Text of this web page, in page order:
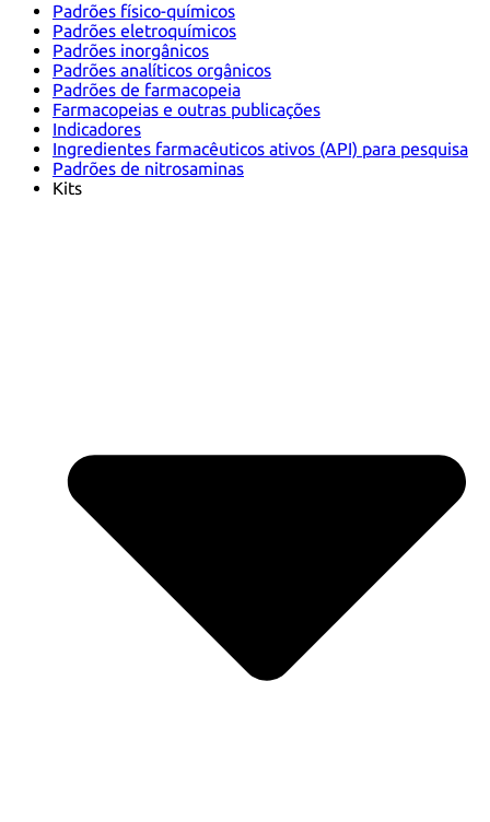
Padrões físico-químicos
Padrões eletroquímicos
Padrões inorgânicos
Padrões analíticos orgânicos
Padrões de farmacopeia
Farmacopeias e outras publicações
Indicadores
Ingredientes farmacêuticos ativos (API) para pesquisa
Padrões de nitrosaminas
Kits